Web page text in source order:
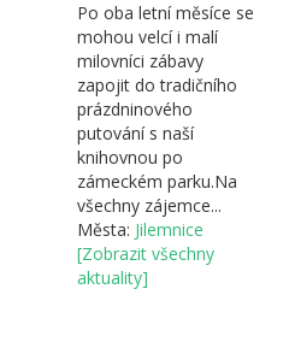
Po oba letní měsíce se
mohou velcí i malí
milovníci zábavy
zapojit do tradičního
prázdninového
putování s naší
knihovnou po
zámeckém parku.Na
všechny zájemce...
Města: Jilemnice
[Zobrazit všechny
aktuality]